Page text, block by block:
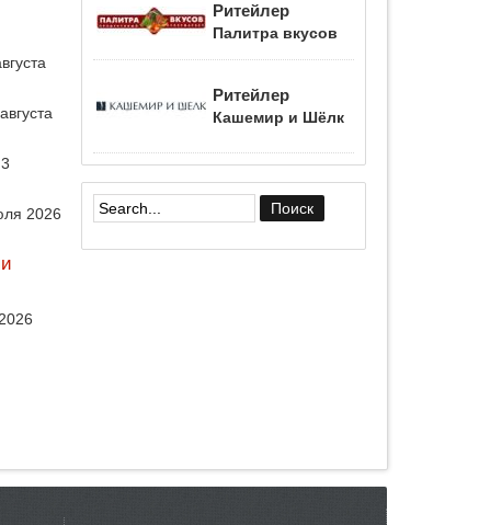
3
2026
Ритейлер
Палитра вкусов
Ритейлер
Кашемир и Шёлк
Форма поиска